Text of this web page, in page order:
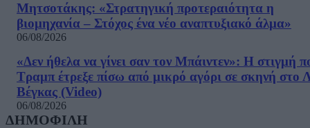
Μητσοτάκης: «Στρατηγική προτεραιότητα η
βιομηχανία – Στόχος ένα νέο αναπτυξιακό άλμα»
06/08/2026
«Δεν ήθελα να γίνει σαν τον Μπάιντεν»: Η στιγμή
Τραμπ έτρεξε πίσω από μικρό αγόρι σε σκηνή στο
Βέγκας (Video)
06/08/2026
ΔΗΜΟΦΙΛΗ